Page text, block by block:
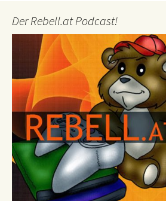
Der Rebell.at Podcast!